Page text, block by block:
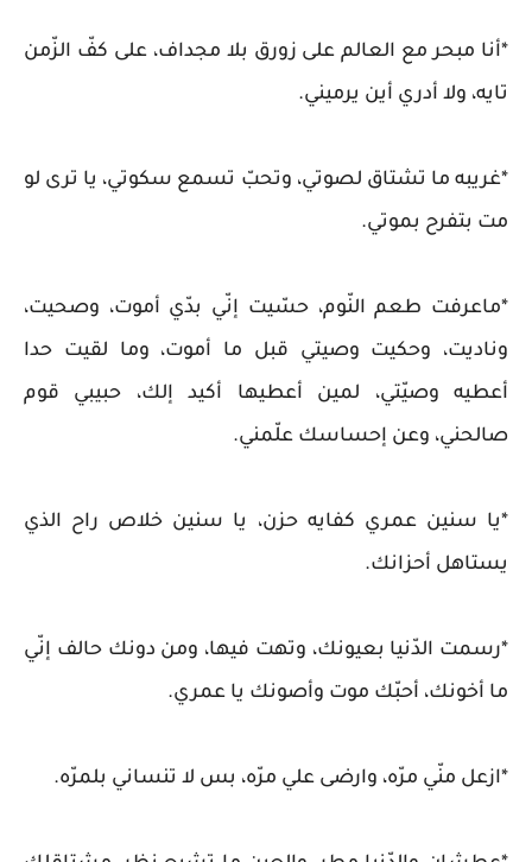
*أنا مبحر مع العالم على زورق بلا مجداف، على كفّ الزّمن
تايه، ولا أدري أين يرميني.
*غريبه ما تشتاق لصوتي، وتحبّ تسمع سكوتي، يا ترى لو
مت بتفرح بموتي.
*ماعرفت طعم النّوم، حسّيت إنّي بدّي أموت، وصحيت،
وناديت، وحكيت وصيتي قبل ما أموت، وما لقيت حدا
أعطيه وصيّتي، لمين أعطيها أكيد إلك، حبيبي قوم
صالحني، وعن إحساسك علّمني.
*يا سنين عمري كفايه حزن، يا سنين خلاص راح الذي
يستاهل أحزانك.
*رسمت الدّنيا بعيونك، وتهت فيها، ومن دونك حالف إنّي
ما أخونك، أحبّك موت وأصونك يا عمري.
*ازعل منّي مرّه، وارضى علي مرّه، بس لا تنساني بلمرّه.